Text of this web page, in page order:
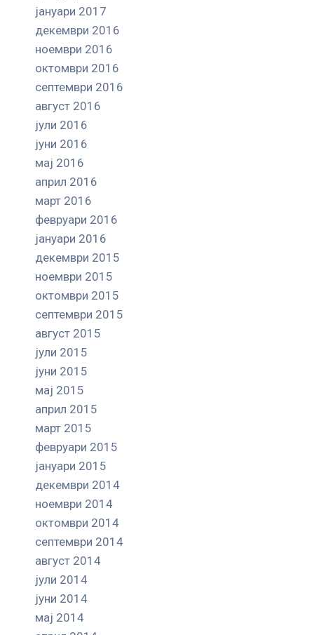
јануари 2017
декември 2016
ноември 2016
октомври 2016
септември 2016
август 2016
јули 2016
јуни 2016
мај 2016
април 2016
март 2016
февруари 2016
јануари 2016
декември 2015
ноември 2015
октомври 2015
септември 2015
август 2015
јули 2015
јуни 2015
мај 2015
април 2015
март 2015
февруари 2015
јануари 2015
декември 2014
ноември 2014
октомври 2014
септември 2014
август 2014
јули 2014
јуни 2014
мај 2014